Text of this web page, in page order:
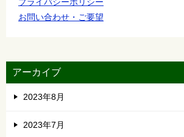
お問い合わせ・ご要望
アーカイブ
2023年8月
2023年7月